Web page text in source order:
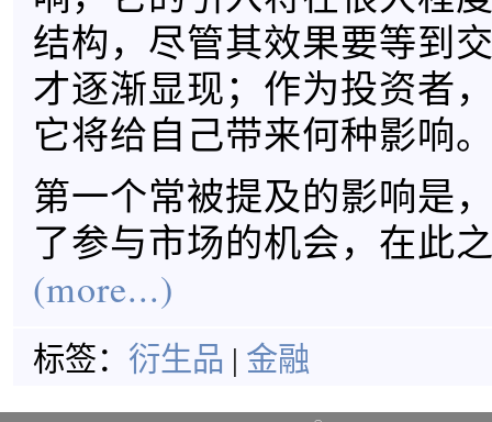
结构，尽管其效果要等到
才逐渐显现；作为投资者
它将给自己带来何种影响
第一个常被提及的影响是
了参与市场的机会，在此
(more...)
标签： 衍生品 | 金融